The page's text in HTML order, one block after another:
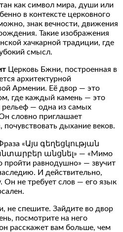
как символ мира, души или
в контексте церковного
знак вечности, движения
Такие изображения
хачкарной традиции, где
смысл.
Церковь Бжни, построенная в
архитектурной
Армении. Её двор — это
где каждый камень — это
рельеф — одна из самых
словно приглашает
почувствовать дыхание веков.
«Այս գեղեցկության
անցնել» — «Мимо
пройти равнодушно» — звучит
И действительно,
Он не требует слов — его язык
не спешите. Зайдите во двор
посмотрите на него
расскажет вам больше, чем